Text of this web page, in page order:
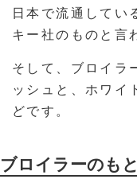
日本で流通してい
キー社のものと言
そして、ブロイラ
ッシュと、ホワイ
どです。
ブロイラーのも